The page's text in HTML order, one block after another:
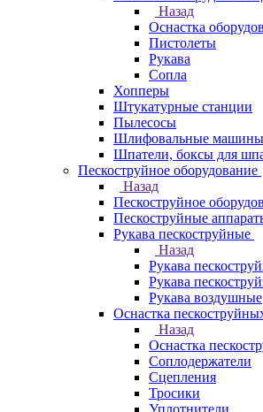
Назад
Оснастка
Пистолеты
Рукава
Сопла
Хопперы
Штукатурные станции
Пылесосы
Шлифовальные машины
Шпатели, боксы для
Пескоструйное оборудование
Назад
Пескоструйное
Пескоструйные
Рукава пескоструйные
Назад
Рукава
Рукава
Рукава воздушные
Оснастка
Назад
Оснастка
Соплодержатели
Сцепления
Тросики
Уплотнители